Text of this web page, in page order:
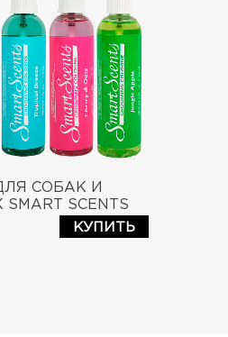
СОБАК И
SCENTS
КУПИТЬ